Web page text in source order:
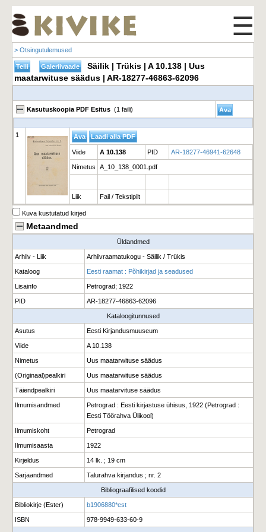
☰
> Otsingutulemused
Säilik | Trükis | A 10.138 | Uus
maatarwituse säädus | AR-18277-46863-62096
Kasutuskoopia PDF Esitus (1 faili)
1
Viide A 10.138 PID AR-18277-46941-62648
Nimetus A_10_138_0001.pdf
Liik Fail / Tekstipilt
Kuva kustutatud kirjed
Metaandmed
Üldandmed
Arhiiv - Liik Arhiivraamatukogu - Säilik / Trükis
Kataloog Eesti raamat : Põhikirjad ja seadused
Lisainfo Petrograd; 1922
PID AR-18277-46863-62096
Kataloogitunnused
Asutus Eesti Kirjandusmuuseum
Viide A 10.138
Nimetus Uus maatarwituse säädus
(Originaal)pealkiri Uus maatarwituse säädus
Täiendpealkiri Uus maatarvituse säädus
Ilmumisandmed
Petrograd : Eesti kirjastuse ühisus, 1922 (Petrograd :
Eesti Töörahva Ülikool)
Ilmumiskoht Petrograd
Ilmumisaasta 1922
Kirjeldus 14 lk. ; 19 cm
Sarjaandmed Talurahva kirjandus ; nr. 2
Bibliograafilised koodid
Bibliokirje (Ester) b1906880*est
ISBN 978-9949-633-60-9